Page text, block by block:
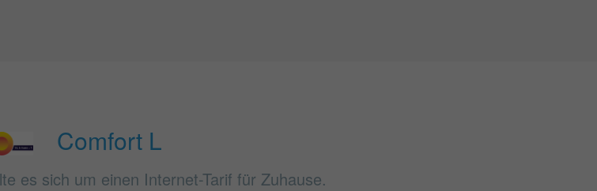
Comfort L
es sich um einen Internet-Tarif für Zuhause.